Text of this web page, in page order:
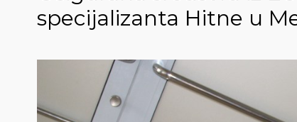
specijalizanta Hitne u